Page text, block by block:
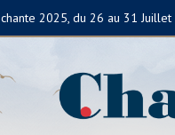
chante 2025, du 26 au 31 Juillet